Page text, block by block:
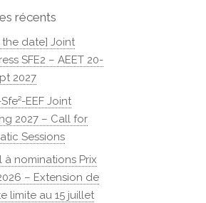
récents
the date] Joint
SFE2 – AEET 20-
2027
EEF Joint
2027 – Call for
Sessions
à nominations Prix
– Extension de
limite au 15 juillet